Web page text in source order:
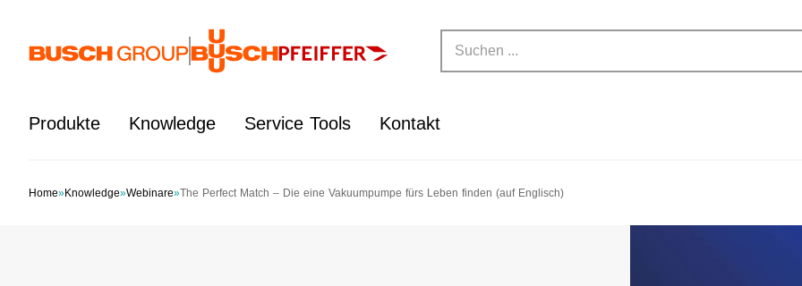
Produkte Knowledge Service Tools Kontakt
Home»Knowledge»Webinare»The Perfect Match – Die eine Vakuumpumpe fürs Leben finden​​ (auf Englisch)